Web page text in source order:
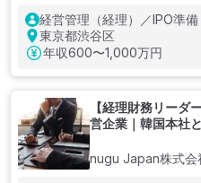
経営管理（経理）／IPO準備
東京都渋谷区
年収600〜1,000万円
【経理財務リーダ
営企業｜韓国本社
nugu Japan株式会